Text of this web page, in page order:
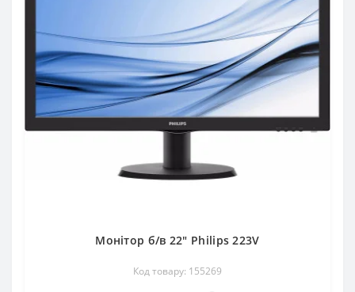
Монітор б/в 22" Philips 223V
Код товару: 155269